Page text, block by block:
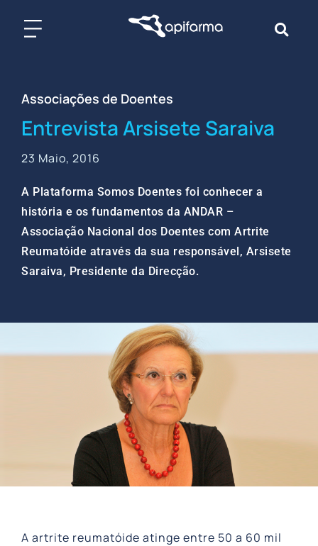
Associações de Doentes
Entrevista Arsisete Saraiva
23 Maio, 2016
A Plataforma Somos Doentes foi conhecer a
história e os fundamentos da ANDAR –
Associação Nacional dos Doentes com Artrite
Reumatóide através da sua responsável, Arsisete
Saraiva, Presidente da Direcção.
A artrite reumatóide atinge entre 50 a 60 mil